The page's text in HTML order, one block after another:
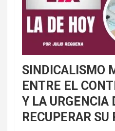
SINDICALISMO
ENTRE EL
Y LA URGENCIA
RECUPERAR